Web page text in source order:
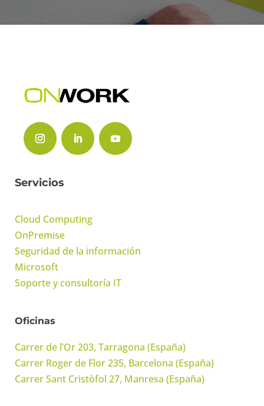
Servicios
Cloud Computing
OnPremise
Seguridad de la información
Microsoft
Soporte y consultoría IT
Oficinas
Carrer de l’Or 203, Tarragona (España)
Carrer Roger de Flor 235, Barcelona (España)
Carrer Sant Cristòfol 27, Manresa (España)